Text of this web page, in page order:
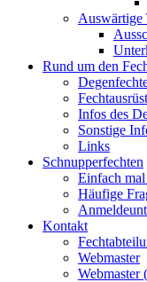
Auswärtige
Rund um den
Infos des
Sonstige
Links
Schnupperfechten
Einfach
Häufige
Kontakt
Webmaster
Webmaster